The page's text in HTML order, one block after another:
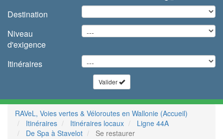
Destination
Niveau
d'exigence
Itinéraires
Valider
RAVeL, Voies vertes & Véloroutes en Wallonie (Accueil)
Itinéraires
Itinéraires locaux
Ligne 44A
De Spa à Stavelot
Se restaurer